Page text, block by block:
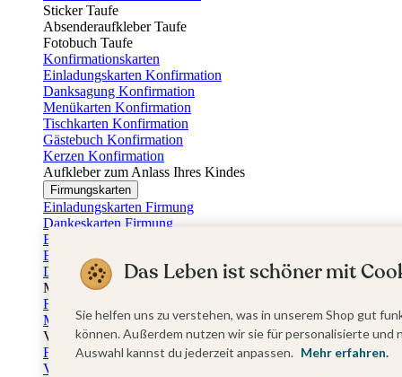
Sticker Taufe
Absenderaufkleber Taufe
Fotobuch Taufe
Konfirmationskarten
Einladungskarten Konfirmation
Danksagung Konfirmation
Menükarten Konfirmation
Tischkarten Konfirmation
Gästebuch Konfirmation
Kerzen Konfirmation
Aufkleber zum Anlass Ihres Kindes
Firmungskarten
Einladungskarten Firmung
Dankeskarten Firmung
Einschulungskarten
Einladungskarten Einschulung
Danksagung Einschulung
Muttertag
Fotogeschenke Muttertag
Muttertagskarten
Vatertag
Fotogeschenke Vatertag
Vatertagskarten
Das Leben ist schöner mit
Sie helfen uns zu verstehen, was in unserem Shop gut
können. Außerdem nutzen wir sie für personalisierte
Auswahl kannst du jederzeit anpassen. Mehr erfahren.